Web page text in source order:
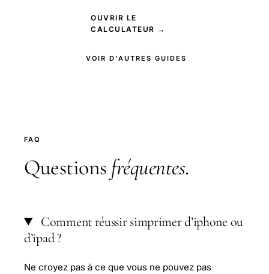
OUVRIR LE
CALCULATEUR →
VOIR D'AUTRES GUIDES
FAQ
Questions fréquentes.
Comment réussir simprimer d’iphone ou
d’ipad ?
Ne croyez pas à ce que vous ne pouvez pas